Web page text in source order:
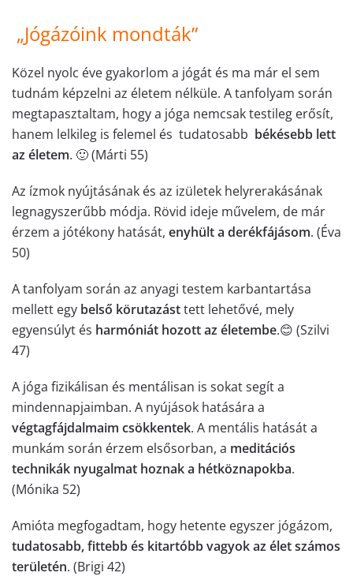
„Jógázóink mondták”
Közel nyolc éve gyakorlom a jógát és ma már el sem
tudnám képzelni az életem nélküle. A tanfolyam során
megtapasztaltam, hogy a jóga nemcsak testileg erősít,
hanem lelkileg is felemel és tudatosabb békésebb lett
az életem. 🙂 (Márti 55)
Az ízmok nyújtásának és az izületek helyrerakásának
legnagyszerűbb módja. Rövid ideje művelem, de már
érzem a jótékony hatását, enyhült a derékfájásom. (Éva
50)
A tanfolyam során az anyagi testem karbantartása
mellett egy belső körutazásttett lehetővé, mely
egyensúlyt és harmóniát hozott az életembe.😊 (Szilvi
47)
A jóga fizikálisan és mentálisan is sokat segít a
mindennapjaimban. A nyújások hatására a
végtagfájdalmaim csökkentek. A mentális hatását a
munkám során érzem elsősorban, a meditációs
technikák nyugalmat hoznak a hétköznapokba.
(Mónika 52)
Amióta megfogadtam, hogy hetente egyszer jógázom,
tudatosabb, fittebb és kitartóbb vagyok az élet számos
területén. (Brigi 42)